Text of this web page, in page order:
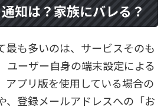
知は？家族にバレる？
最も多いのは、サービスそのも
ユーザー自身の端末設定による
アプリ版を使用している場合の
、登録メールアドレスへの「お